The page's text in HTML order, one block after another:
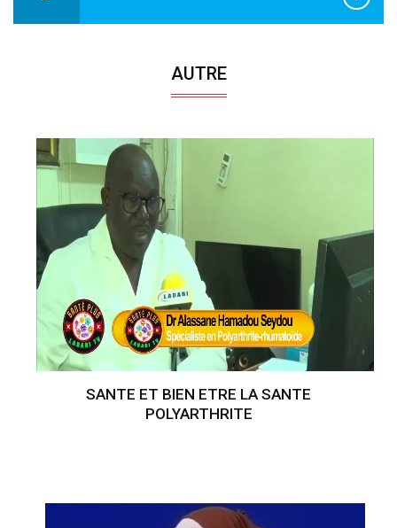
AUTRE
SANTE ET BIEN ETRE LA SANTE
POLYARTHRITE